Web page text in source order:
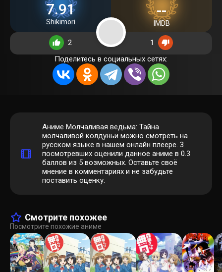
7.91
Shikimori
--
IMDB
2
1
Поделитесь в социальных сетях:
Аниме Молчаливая ведьма: Тайна
молчаливой колдуньи можно смотреть на
русском языке в нашем онлайн плеере. 3
посмотревших оценили данное аниме в 0.3
баллов из 5 возможных. Оставьте своё
мнение в комментариях и не забудьте
поставить оценку.
Смотрите похожее
Посмотрите похожие аниме